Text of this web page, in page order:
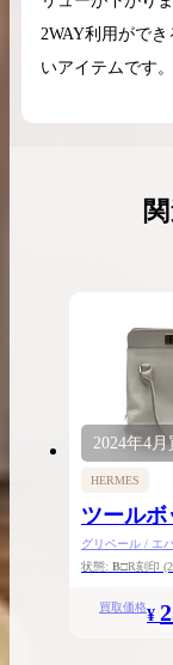
2WAY利用がで
いアイテムです。
2024年4月
HERMES
ツールボ
グリペール / エ
ー金具
状態: B□R刻印
買取価格¥